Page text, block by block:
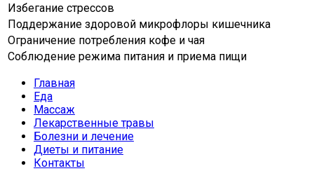
Избегание стрессов
Поддержание здоровой микрофлоры кишечника
Ограничение потребления кофе и чая
Соблюдение режима питания и приема пищи
Главная
Еда
Массаж
Лекарственные травы
Болезни и лечение
Диеты и питание
Контакты